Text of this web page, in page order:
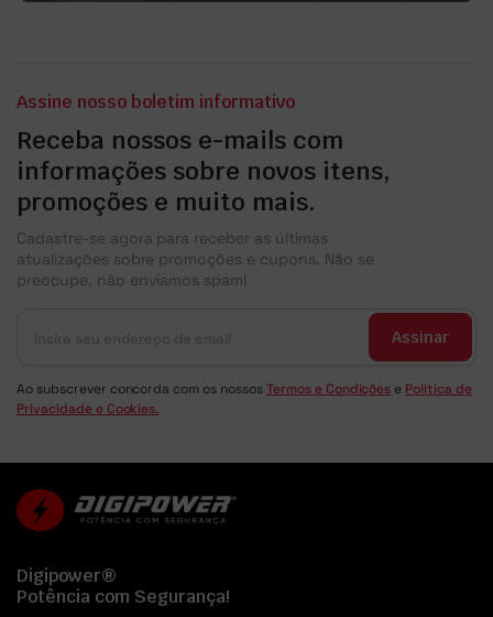
Assine nosso boletim informativo
Receba nossos e-mails com
informações sobre novos itens,
promoções e muito mais.
Cadastre-se agora para receber as últimas
atualizações sobre promoções e cupons. Não se
preocupe, não enviamos spam!
Assinar
Ao subscrever concorda com os nossosTermos e Condições e Política de
Privacidade e Cookies.
Digipower®
Potência com Segurança!